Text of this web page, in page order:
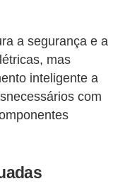
a segurança e a
mas
inteligente a
com